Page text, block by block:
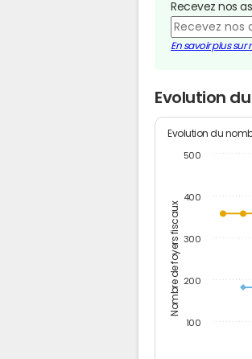
Recevez nos
En savoir plus
Evolution
Nombre de foyers fiscaux
Evolution du
100
200
300
400
500